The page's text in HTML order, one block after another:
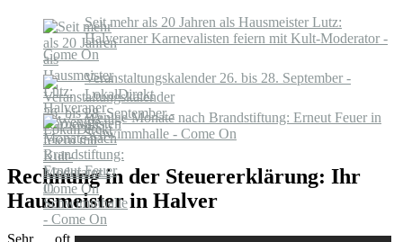
Seit mehr als 20 Jahren als Hausmeister Lutz:
Halveraner Karnevalisten feiern mit Kult-Moderator -
Come On
Veranstaltungskalender 26. bis 28. September -
LokalDirekt
Wenige Monate nach Brandstiftung: Erneut Feuer in
Schwimmhalle - Come On
Rechnung in der Steuererklärung: Ihr
Hausmeister in Halver
Sehr oft